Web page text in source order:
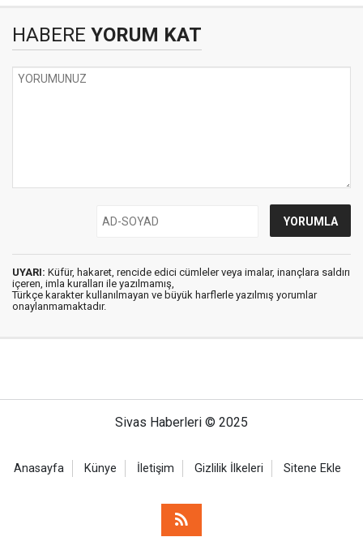
HABERE YORUM KAT
UYARI: Küfür, hakaret, rencide edici cümleler veya imalar, inançlara saldırı
içeren, imla kuralları ile yazılmamış,
Türkçe karakter kullanılmayan ve büyük harflerle yazılmış yorumlar
onaylanmamaktadır.
Sivas Haberleri © 2025
Anasayfa Künye İletişim Gizlilik İlkeleri Sitene Ekle